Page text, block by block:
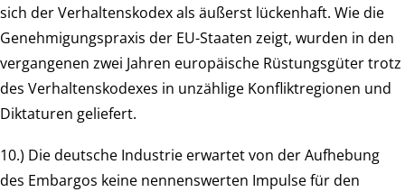
sich der Verhaltenskodex als äußerst lückenhaft. Wie die
Genehmigungspraxis der EU-Staaten zeigt, wurden in den
vergangenen zwei Jahren europäische Rüstungsgüter trotz
des Verhaltenskodexes in unzählige Konfliktregionen und
Diktaturen geliefert.
10.) Die deutsche Industrie erwartet von der Aufhebung
des Embargos keine nennenswerten Impulse für den